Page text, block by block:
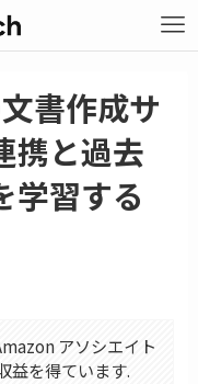
書作成サ
携と過去
学習する
アソシエイト
益を得ています.